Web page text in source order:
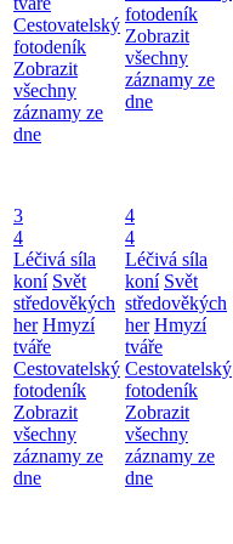
Cestovatelský
fotodeník
Zobrazit
všechny
záznamy ze
dne
fotodeník
Zobrazit
všechny
záznamy ze
dne
3
4
Léčivá síla
koní Svět
středověkých
her Hmyzí
tváře
Cestovatelský
fotodeník
Zobrazit
všechny
záznamy ze
dne
4
4
Léčivá síla
koní Svět
středověkých
her Hmyzí
tváře
Cestovatelský
fotodeník
Zobrazit
všechny
záznamy ze
dne